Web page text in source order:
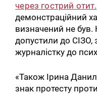
через гострий отит.
демонстраційний
визначений не був.
допустили до СІЗО,
журналістку до
«Також Ірина
знак протесту